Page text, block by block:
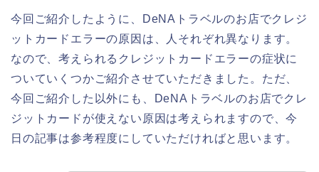
今回ご紹介したように、DeNAトラベルのお店でクレジ
ットカードエラーの原因は、人それぞれ異なります。
なので、考えられるクレジットカードエラーの症状に
ついていくつかご紹介させていただきました。ただ、
今回ご紹介した以外にも、DeNAトラベルのお店でクレ
ジットカードが使えない原因は考えられますので、今
日の記事は参考程度にしていただければと思います。